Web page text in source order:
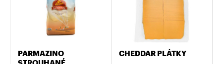
PARMAZINO
CHEDDAR PLÁTKY